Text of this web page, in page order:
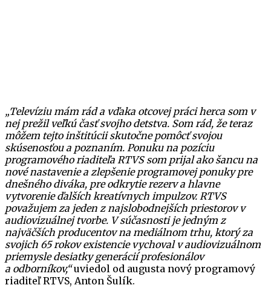
„Televíziu mám rád a vďaka otcovej práci herca som v
nej prežil veľkú časť svojho detstva. Som rád, že teraz
môžem tejto inštitúcii skutočne pomôcť svojou
skúsenosťou a poznaním. Ponuku na pozíciu
programového riaditeľa RTVS som prijal ako šancu na
nové nastavenie a zlepšenie programovej ponuky pre
dnešného diváka, pre odkrytie rezerv a hlavne
vytvorenie ďalších kreatívnych impulzov. RTVS
považujem za jeden z najslobodnejších priestorov v
audiovizuálnej tvorbe. V súčasnosti je jedným z
najväčších producentov na mediálnom trhu, ktorý za
svojich 65 rokov existencie vychoval v audiovizuálnom
priemysle desiatky generácií profesionálov
a odborníkov,“uviedol od augusta nový programový
riaditeľ RTVS, Anton Šulík.